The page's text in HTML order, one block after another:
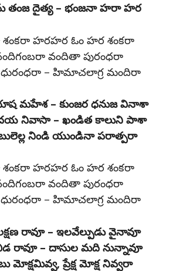
తంజ దైత్య – భంజనా హరా హర
హరహర ఓం హర శంకరా
వందితా పురంధరా
ధురంధరా – హిమాచలాగ్ర మందిరా
మహేశ – కుంజర ధనుజ వినాశా
నివాసా – ఖండిత కాలుని పాశా
నిండి యుండినా పరాత్పరా
హరహర ఓం హర శంకరా
వందితా పురంధరా
ధురంధరా – హిమాచలాగ్ర మందిరా
రావూ – ఇలవేల్పుడు వైనావూ
రావూ – దాసుల మది నున్నావూ
మోక్షమివ్వ, ప్రేక్ష మోక్ష నివ్వరా